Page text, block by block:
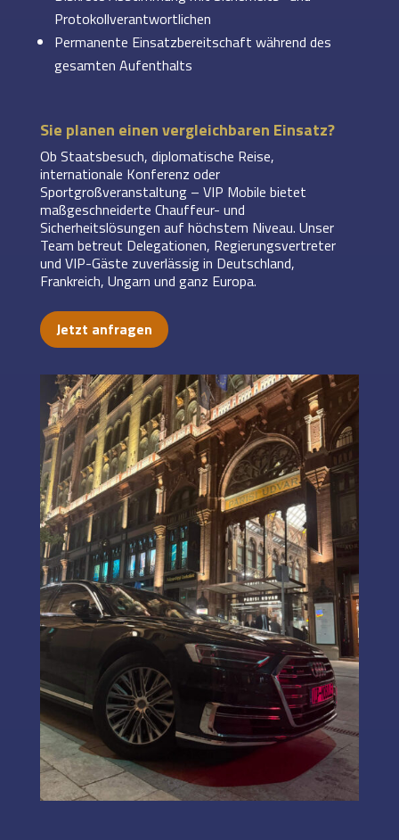
Protokollverantwortlichen
Permanente Einsatzbereitschaft während des
gesamten Aufenthalts
Sie planen einen vergleichbaren Einsatz?
Ob Staatsbesuch, diplomatische Reise,
internationale Konferenz oder
Sportgroßveranstaltung – VIP Mobile bietet
maßgeschneiderte Chauffeur- und
Sicherheitslösungen auf höchstem Niveau. Unser
Team betreut Delegationen, Regierungsvertreter
und VIP-Gäste zuverlässig in Deutschland,
Frankreich, Ungarn und ganz Europa.
Jetzt anfragen